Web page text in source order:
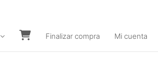
Carrito
Finalizar compra Mi cuenta